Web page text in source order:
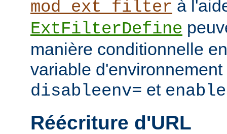
mod_ext_filter à
ExtFilterDefine
manière conditionnelle
variable
disableenv= et
Réécriture d'URL